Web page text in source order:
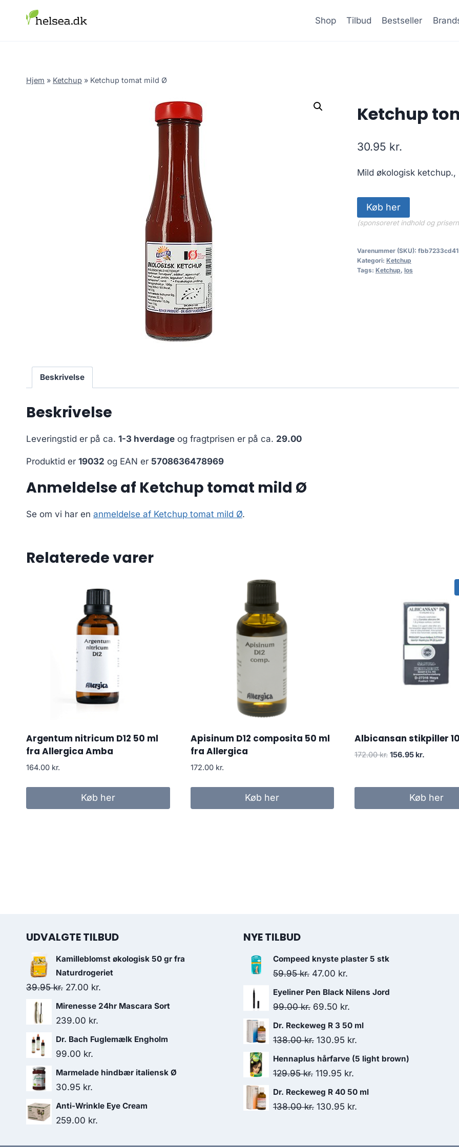
Shop Tilbud Bestseller
Hjem » Ketchup » Ketchup tomat mild Ø
Ketchup
30.95 kr.
Mild økologisk
Køb her
(sponsoreret indhold og
Varenummer (SKU):
Kategori: Ketchup
Tags: Ketchup, los
Beskrivelse
Beskrivelse
Leveringstid er på ca. 1-3 hverdage og fragtprisen er på ca. 29.00
Produktid er 19032 og EAN er 5708636478969
Anmeldelse af Ketchup tomat mild Ø
Se om vi har en anmeldelse af Ketchup tomat mild Ø.
Relaterede varer
Argentum nitricum D12 50 ml
fra Allergica Amba
164.00 kr.
Køb her
Apisinum D12 composita 50 ml
fra Allergica
172.00 kr.
Køb her
Albicansan stikpiller
172.00kr. Den
var:
172.00 kr..
156.95 kr.
er:
156.95
Køb her
UDVALGTE TILBUD
Kamilleblomst økologisk 50 gr fra
Naturdrogeriet
39.95kr. Den
oprindelige
pris
39.95 kr..
27.00 kr.
aktuelle
Mirenesse 24hr Mascara Sort
239.00 kr.
Dr. Bach Fuglemælk Engholm
99.00 kr.
Marmelade hindbær italiensk Ø
30.95 kr.
Anti-Wrinkle Eye Cream
259.00 kr.
NYE TILBUD
Compeed knyste plaster 5 stk
59.95kr. Den
oprindelige
pris
59.95 kr..
47.00 kr.
aktuelle
pris
47.00 kr..
Eyeliner Pen Black Nilens Jord
99.00kr. Den
oprindelige
pris
var:
99.00 kr..
69.50 kr.
aktuelle
pris
er:
Dr. Reckeweg R 3 50 ml
138.00kr. Den
oprindelige
pris
138.00 kr..
130.95 kr.
aktuelle
Hennaplus hårfarve (5 light brown)
129.95kr. Den
oprindelige
pris
119.95 kr.
aktuelle
pris
Dr. Reckeweg R 40 50 ml
138.00kr. Den
130.95 kr.